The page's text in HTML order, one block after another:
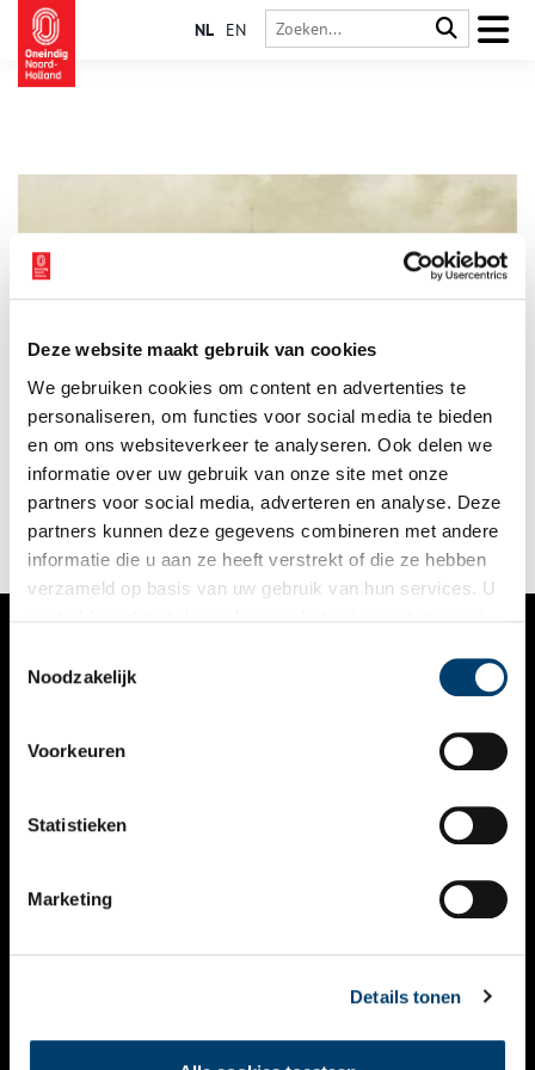
Deze website maakt gebruik van cookies
We gebruiken cookies om content en advertenties te
personaliseren, om functies voor social media te bieden
en om ons websiteverkeer te analyseren. Ook delen we
informatie over uw gebruik van onze site met onze
partners voor social media, adverteren en analyse. Deze
partners kunnen deze gegevens combineren met andere
informatie die u aan ze heeft verstrekt of die ze hebben
verzameld op basis van uw gebruik van hun services. U
Noodzakelijk
Voorkeuren
Statistieken
Marketing
Details tonen
NL EN
Wat hebben keizerin Sisi en een oor op sterk water met elkaar
te maken? Zandvoort! Kijk maar in het Zandvoorts Museum.
Een verhaal van bomschuiten, zeebaden en een bonbonnière
die koningin Victoria aan de kleine (84 cm) Paap schonk.
VERHALEN
KALENDER
THEMA’S
VIDEO’S
CONTACT